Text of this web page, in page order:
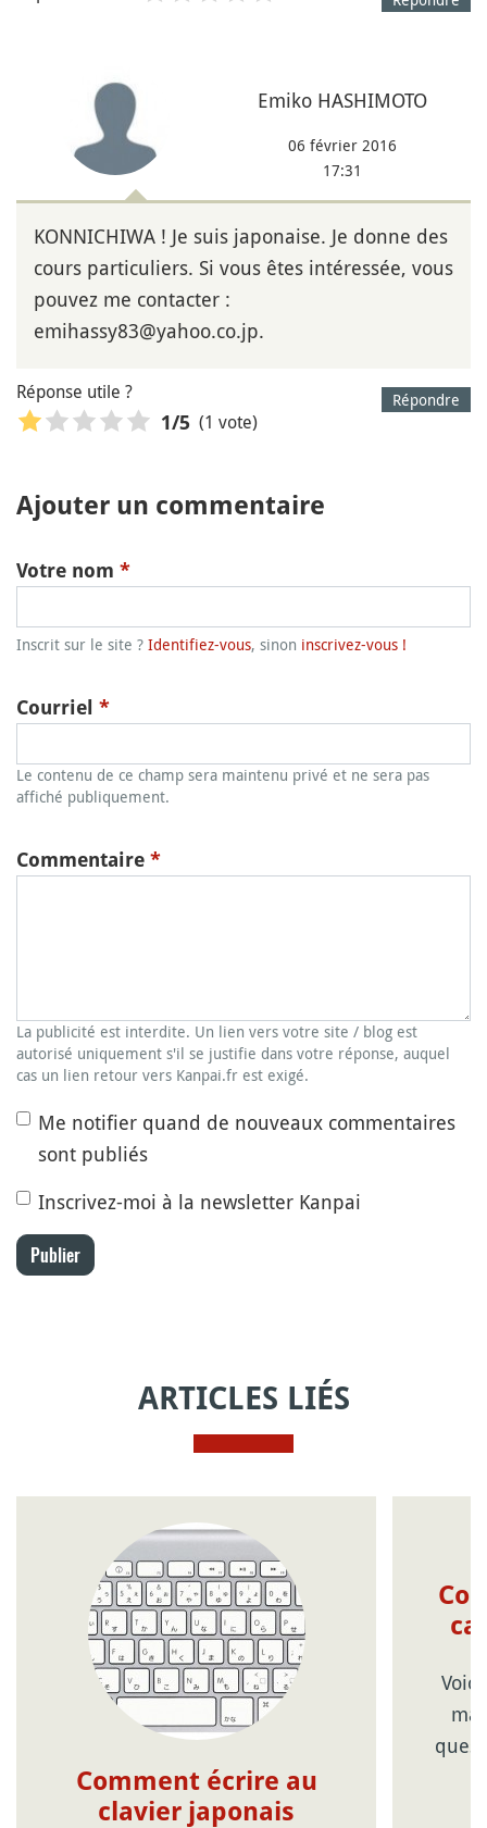
Emiko HASHIMOTO
06 février 2016
17:31
KONNICHIWA ! Je suis japonaise. Je donne des
cours particuliers. Si vous êtes intéressée, vous
pouvez me contacter :
emihassy83@yahoo.co.jp.
Répondre
Réponse utile ?
1/5 (1 vote)
Ajouter un commentaire
Votre nom *
Inscrit sur le site ? Identifiez-vous, sinon inscrivez-vous !
Courriel *
Le contenu de ce champ sera maintenu privé et ne sera pas
affiché publiquement.
Commentaire *
La publicité est interdite. Un lien vers votre site / blog est
autorisé uniquement s'il se justifie dans votre réponse, auquel
cas un lien retour vers Kanpai.fr est exigé.
Me notifier quand de nouveaux commentaires
sont publiés
Inscrivez-moi à la newsletter Kanpai
Publier
ARTICLES LIÉS
Comment écrire au
clavier japonais